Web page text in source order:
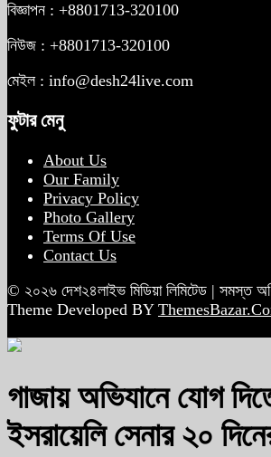
বিজ্ঞাপন : +8801713-320100
নিউজ : +8801713-320100
মেইল : info@desh24live.com
ফুটার মেনু
About Us
Our Family
Privacy Policy
Photo Gallery
Terms Of Use
Contact Us
© ২০২৬ দেশ২৪লাইভ মিডিয়া লিমিটেড | সমস্ত
Theme Developed BY
গাজায় অভিযানে যোগ
ইসরায়েলি সেনার ২০